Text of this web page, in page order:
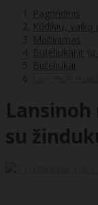
Pagrindinis
Kūdikių, vaikų
Maitinimas
Buteliukai ir jų
Buteliukai
su